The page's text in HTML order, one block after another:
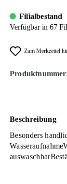
Filialbestand
Verfügbar in 67
Zum Merkzettel
Beschreibung
Besonders